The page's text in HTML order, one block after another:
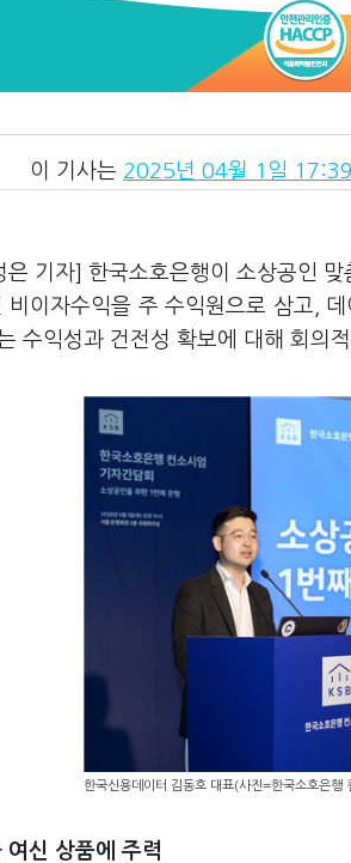
이 기사는 2025년 04월 1일 17:39
은 기자] 한국소호은행이 소상공인
비이자수익을 주 수익원으로 삼고,
수익성과 건전성 확보에 대해 회의
한국신용데이터 김동호 대표(사진=한국소호은행
여신 상품에 주력